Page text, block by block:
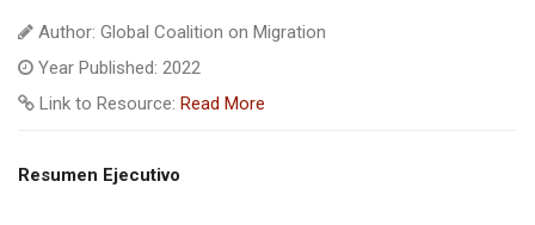
Author: Global Coalition on Migration
Year Published: 2022
Link to Resource: Read More
Resumen Ejecutivo